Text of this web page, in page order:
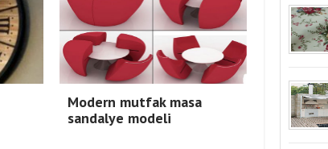
Modern mutfak masa
sandalye modeli